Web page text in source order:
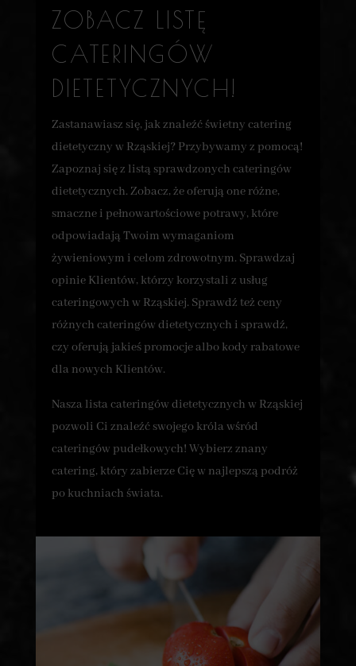
ZOBACZ LISTĘ
CATERINGÓW
DIETETYCZNYCH!
Zastanawiasz się, jak znaleźć świetny catering
dietetyczny w Rząskiej? Przybywamy z pomocą!
Zapoznaj się z listą sprawdzonych cateringów
dietetycznych. Zobacz, że oferują one różne,
smaczne i pełnowartościowe potrawy, które
odpowiadają Twoim wymaganiom
żywieniowym i celom zdrowotnym. Sprawdzaj
opinie Klientów, którzy korzystali z usług
cateringowych w Rząskiej. Sprawdź też ceny
różnych cateringów dietetycznych i sprawdź,
czy oferują jakieś promocje albo kody rabatowe
dla nowych Klientów.
Nasza lista cateringów dietetycznych w Rząskiej
pozwoli Ci znaleźć swojego króla wśród
cateringów pudełkowych! Wybierz znany
catering, który zabierze Cię w najlepszą podróż
po kuchniach świata.